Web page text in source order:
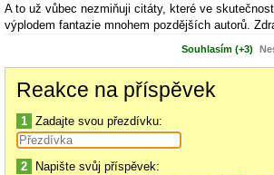
A to už vůbec nezmiňuji citáty, které ve
výplodem fantazie mnohem pozdějších autorů.
Souhlasím (+3)
Reakce na příspěvek
1 Zadajte svou přezdívku:
2 Napište svůj příspěvek: